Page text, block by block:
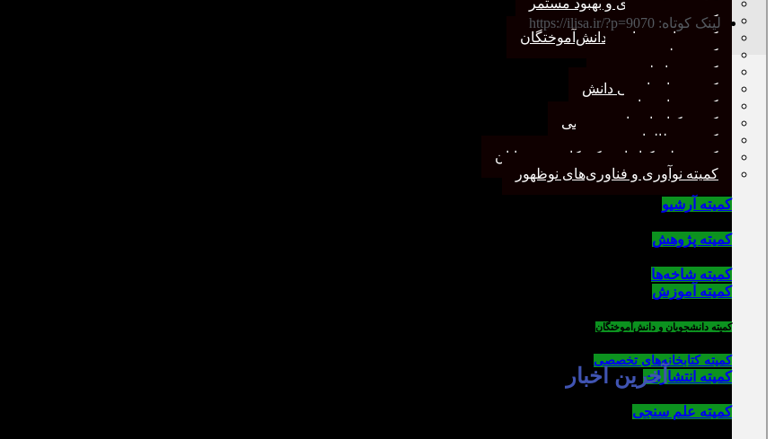
کمیته پژوهش
کمیته دانشجویان و دانش‌آموختگان
کمیته علم سنجی
کمیته روابط عمومی
کمیته سازماندهی دانش
کمیته شاخه‌ها
کمیته کتابخانه‌های تخصصی
کمیته مطالعات صنفی
کمیته ملی کتابداری کودکان و نوجوانان
کمیته نوآوری و فناوری‌های نوظهور
کمیته آرشیو
کمیته پژوهش
کمیته شاخه‌ها
کمیته آموزش
کمیته دانشجویان و دانش‌آموختگان
کمیته کتابخانه‌های تخصصی
کمیته انتشارات
کمیته علم سنجی
لینک کوتاه: https://ilisa.ir/?p=9070
آخرین اخبار